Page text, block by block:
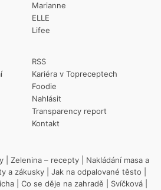
RSS
Kariéra v Topreceptech
Foodie
Nahlásit
Transparency report
Kontakt
Marianne
ELLE
Lifee
Zelenina – recepty
Nakládání masa a
a zákusky Jak na odpalované těsto
Co se děje na zahradě Svíčková